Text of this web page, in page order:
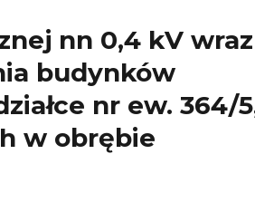
nn 0,4 kV
budynków
nr ew. 364/
w obrębie